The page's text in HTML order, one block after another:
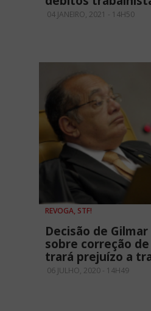
04 JANEIRO, 2021 - 14H50
REVOGA, STF!
Decisão de
sobre correção
trará prejuízo a
06 JULHO, 2020 - 14H49